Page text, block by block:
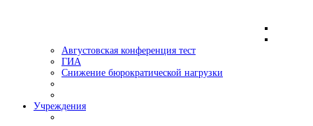
Августовская конференция тест
ГИА
Снижение бюрократической нагрузки
Учреждения